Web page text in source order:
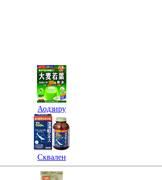
Аодзиру
Сквален